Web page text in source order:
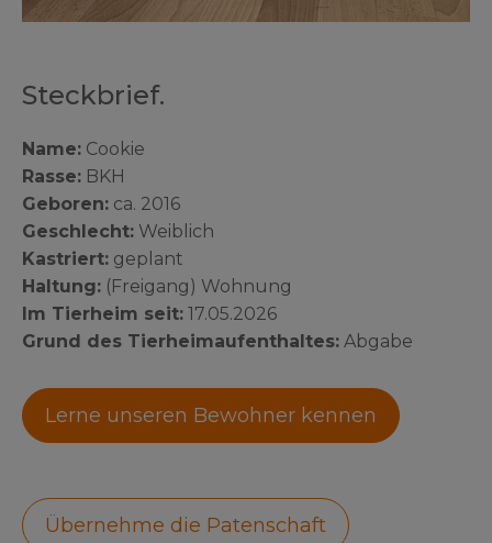
Steckbrief.
Name: Cookie
Rasse: BKH
Geboren: ca. 2016
Geschlecht: Weiblich
Kastriert: geplant
Haltung: (Freigang) Wohnung
Im Tierheim seit: 17.05.2026
Grund des Tierheimaufenthaltes: Abgabe
Lerne unseren Bewohner kennen
Übernehme die Patenschaft